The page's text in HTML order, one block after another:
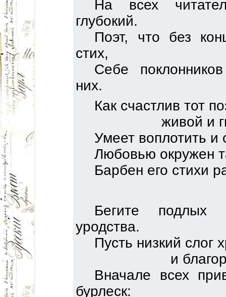
На всех
глубокий.
Поэт, что без
стих,
Себе
них.
Как счастлив тот
живой и
Умеет воплотить и
Любовью окружен
Барбен его стихи
Бегите подлых
уродства.
Пусть низкий слог
и
Вначале всех
бурлеск: